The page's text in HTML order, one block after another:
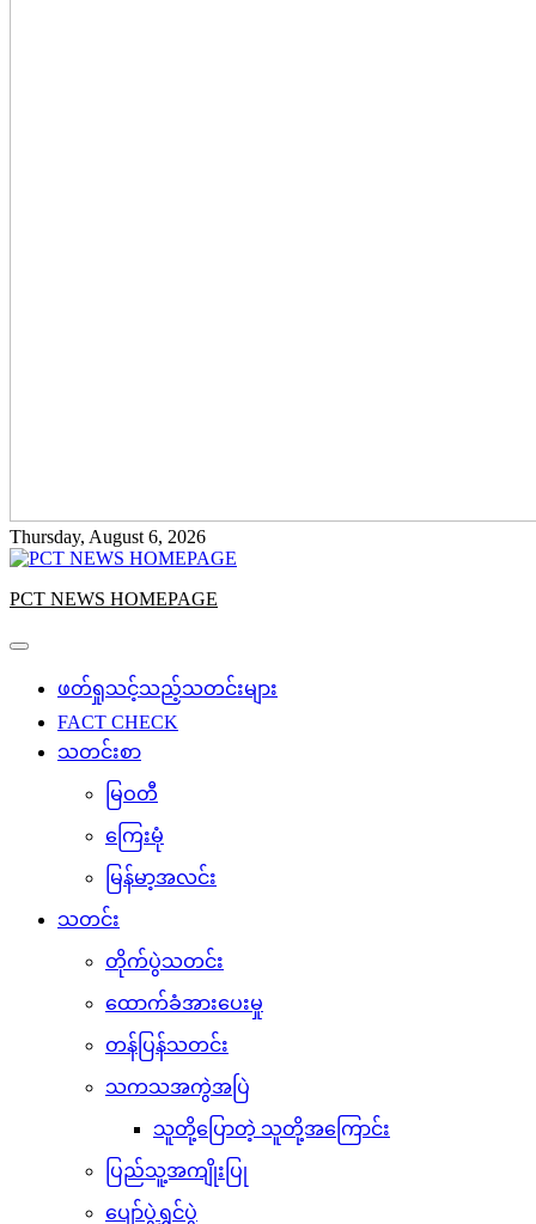
Thursday, August 6, 2026
PCT NEWS HOMEPAGE
ဖတ်ရှုသင့်သည့်သတင်းများ
FACT CHECK
သတင်းစာ
မြဝတီ
ကြေးမုံ
မြန်မာ့အလင်း
သတင်း
တိုက်ပွဲသတင်း
ထောက်ခံအားပေးမှု
တန်ပြန်သတင်း
သကသအကွဲအပြဲ
သူတို့ပြောတဲ့ သူတို့အကြောင်း
ပြည်သူ့အကျိုးပြု
ပျော်ပွဲရွှင်ပွဲ